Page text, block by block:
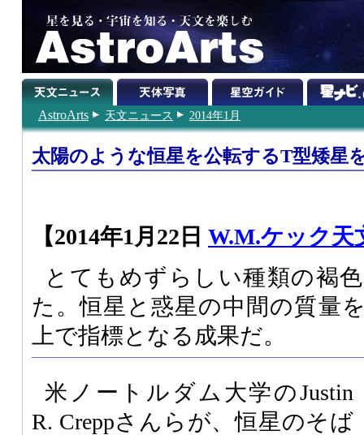
AstroArts 天文ニュース 2014年1月
太陽のような恒星を公転するT型矮星
【2014年1月22日 W.M.ケック天
とてもめずらしい種類の褐
た。恒星と惑星の中間の質量
上で指標となる成果だ。
米ノートルダム大学のJustin
R. Creppさんらが、恒星のそば